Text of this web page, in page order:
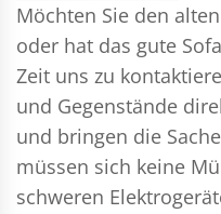
Möchten Sie den
oder hat das gute
Zeit uns zu
und Gegenstände
und bringen die
müssen sich keine
schweren